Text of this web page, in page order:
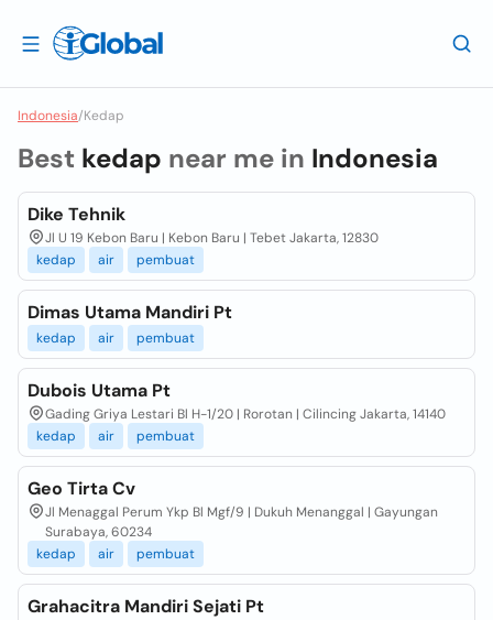
Indonesia/Kedap
Best kedap near me in Indonesia
Dike Tehnik
Jl U 19 Kebon Baru | Kebon Baru | Tebet Jakarta, 12830
kedap
air pembuat
Dimas Utama Mandiri Pt
kedap air pembuat
Dubois Utama Pt
Gading Griya Lestari Bl H-1/20 | Rorotan | Cilincing Jakarta, 14140
kedap
air pembuat
Geo Tirta Cv
Jl Menaggal Perum Ykp Bl Mgf/9 | Dukuh Menanggal | Gayungan
Surabaya, 60234
kedap
air pembuat
Grahacitra Mandiri Sejati Pt